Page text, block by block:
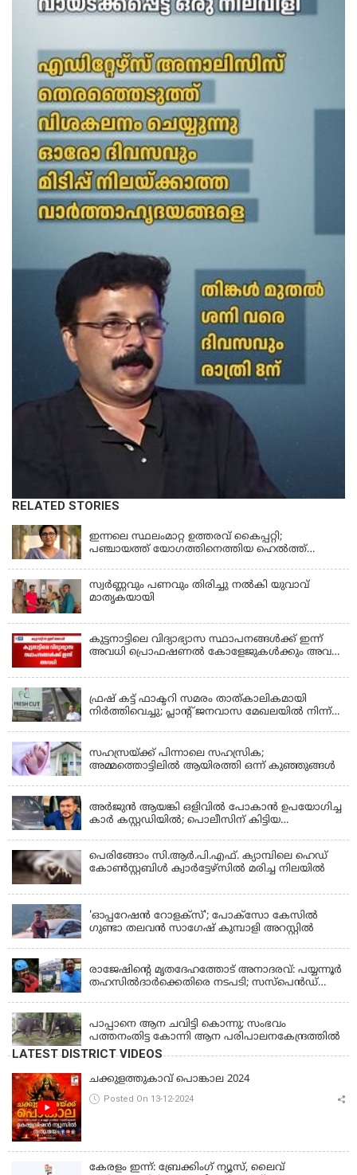
RELATED STORIES
KERALA
ഇന്നലെ സ്ഥലംമാറ്റ ഉത്തരവ് കൈപ്പറ്റി;
പഞ്ചായത്ത് യോഗത്തിനെത്തിയ ഹെല്‍ത്ത്
സ്വർണ്ണവും പണവും തിരിച്ചു നൽകി യുവാവ്
മാതൃകയായി
കുട്ടനാട്ടിലെ വിദ്യാഭ്യാസ സ്ഥാപനങ്ങൾക്ക് ഇന്ന്
അവധി പ്രൊഫഷണൽ കോളേജുകൾക്കും അവധി
ഫ്രഷ് കട്ട് ഫാക്ടറി സമരം താത്കാലികമായി
നിർത്തിവെച്ചു; പ്ലാൻ്റ് ജനവാസ മേഖലയിൽ നിന്ന്
സഹസ്രയ്ക്ക് പിന്നാലെ സഹസ്രിക;
അമ്മത്തൊട്ടിലില്‍ ആയിരത്തി ഒന്ന് കുഞ്ഞുങ്ങള്‍
അർജുൻ ആയങ്കി ഒളിവിൽ പോകാൻ ഉപയോഗിച്ച
കാർ കസ്റ്റഡിയിൽ; പൊലീസിന് കിട്ടിയ
പെരിങ്ങോം സി.ആർ.പി.എഫ്. ക്യാമ്പിലെ ഹെഡ്
കോൺസ്റ്റബിൾ ക്വാർട്ടേഴ്സിൽ മരിച്ച നിലയിൽ
'ഓപ്പറേഷൻ റോളക്സ്'; പോക്സോ കേസിൽ
ഗുണ്ടാ തലവൻ സാഗേഷ് കുമ്പാളി അറസ്റ്റിൽ
രാജേഷിന്റെ മൃതദേഹത്തോട് അനാദരവ്: പയ്യന്നൂർ
തഹസിൽദാർക്കെതിരെ നടപടി; സസ്പെൻഡ്
പാപ്പാനെ ആന ചവിട്ടി കൊന്നു; സംഭവം
പത്തനംതിട്ട കോന്നി ആന പരിപാലനകേന്ദ്രത്തിൽ
LATEST DISTRICT VIDEOS
ചക്കുളത്തുകാവ് പൊങ്കാല 2024
Posted On 13-12-2024
കേരളം ഇന്ന്: ബ്രേക്കിംഗ് ന്യൂസ്, ലൈവ്